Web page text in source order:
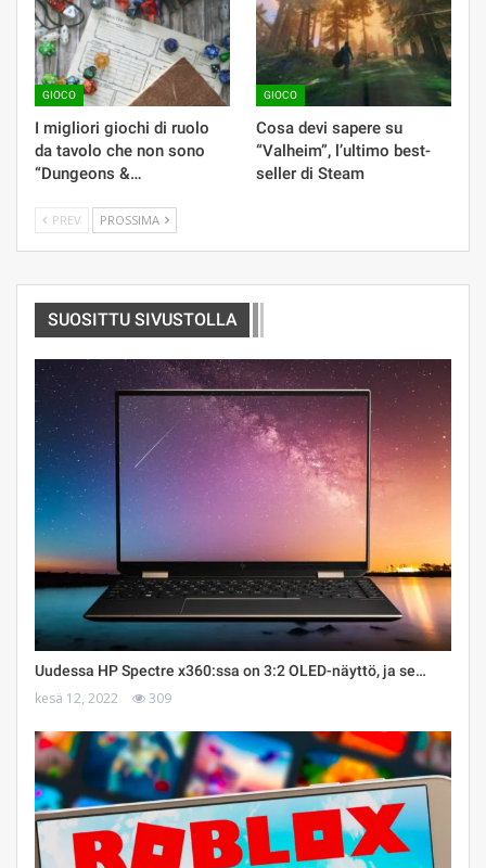
GIOCO
I migliori giochi di ruolo
da tavolo che non sono
“Dungeons &…
GIOCO
Cosa devi sapere su
“Valheim”, l’ultimo best-
seller di Steam
PREV PROSSIMA
SUOSITTU SIVUSTOLLA
Uudessa HP Spectre x360:ssa on 3:2 OLED-näyttö, ja se…
kesä 12, 2022 309